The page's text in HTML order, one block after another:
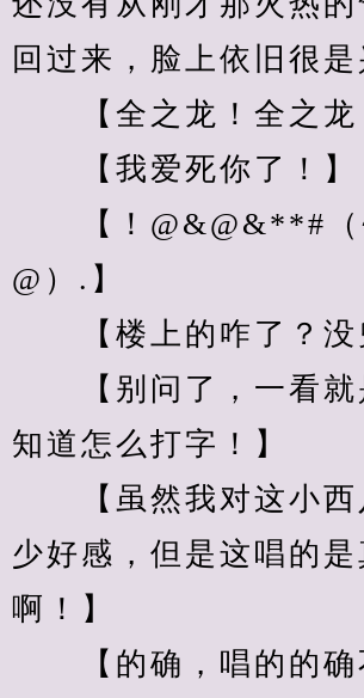
回过来，脸上依旧很是
【全之龙！全之龙
【我爱死你了！】
【！@&@&**#（
@）.】
【楼上的咋了？没
【别问了，一看就
知道怎么打字！】
【虽然我对这小西
少好感，但是这唱的
啊！】
【的确，唱的的确